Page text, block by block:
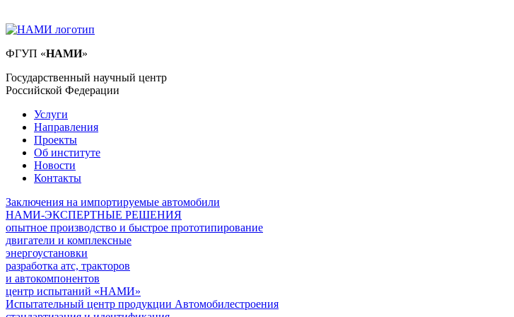
ФГУП «НАМИ»
Государственный научный центр
Российской Федерации
Услуги
Направления
Проекты
Об институте
Новости
Контакты
Заключения на импортируемые автомобили
НАМИ-ЭКСПЕРТНЫЕ РЕШЕНИЯ
опытное производство и быстрое прототипирование
двигатели и комплексные
энергоустановки
разработка атс, тракторов
и автокомпонентов
центр испытаний «НАМИ»
Испытательный центр продукции Автомобилестроения